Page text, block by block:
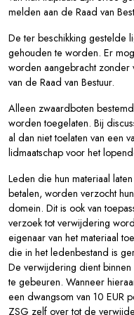
melden aan de Raad van
De ter beschikking gestelde
gehouden te worden. Er
worden aangebracht zonder
van de Raad van Bestuur.
Alleen zwaardboten
worden toegelaten. Bij
al dan niet toelaten van een
lidmaatschap voor het
Leden die hun materiaal
betalen, worden verzocht
domein. Dit is ook van
verzoek tot verwijdering
eigenaar van het materiaal
die in het ledenbestand is
De verwijdering dient
te gebeuren. Wanneer
een dwangsom van 10 EUR
ZSG zelf over tot de